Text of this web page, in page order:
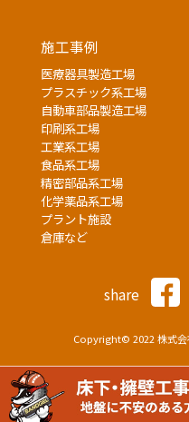
施工事例
医療器具製造工場
プラスチック系工場
自動車部品製造工場
印刷系工場
工業系工場
食品系工場
精密部品系工場
化学薬品系工場
プラント施設
倉庫など
share
Copyright© 2022 株式会